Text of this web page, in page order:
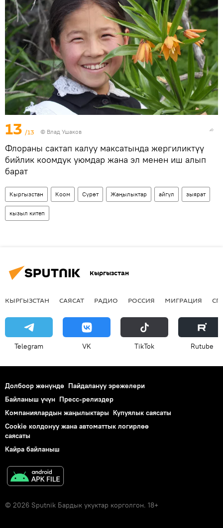
13 /13 © Влад Ушаков
Флораны сактап калуу максатында жергиликтүү
бийлик коомдук уюмдар жана эл менен иш алып
барат
Кыргызстан Коом Сүрөт Жаңылыктар айгүл зыярат
кызыл китеп
Кыргызстан
КЫРГЫЗСТАН САЯСАТ РАДИО РОССИЯ МИГРАЦИЯ
Telegram VK ТikТоk Rutube
Долбоор жөнүндө Пайдалануу эрежелери
Байланыш үчүн Пресс-релиздер
Компаниялардын жаңылыктары Купуялык саясаты
Cookie колдонуу жана автоматтык логирлөө
саясаты
Кайра байланыш
© 2026 Sputnik Бардык укуктар корголгон. 18+